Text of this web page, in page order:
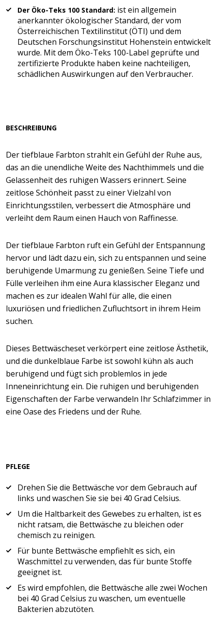
Der Öko-Teks 100 Standard: ist ein allgemein
anerkannter ökologischer Standard, der vom
Österreichischen Textilinstitut (ÖTI) und dem
Deutschen Forschungsinstitut Hohenstein entwickelt
wurde. Mit dem Öko-Teks 100-Label geprüfte und
zertifizierte Produkte haben keine nachteiligen,
schädlichen Auswirkungen auf den Verbraucher.
BESCHREIBUNG
Der tiefblaue Farbton strahlt ein Gefühl der Ruhe aus,
das an die unendliche Weite des Nachthimmels und die
Gelassenheit des ruhigen Wassers erinnert. Seine
zeitlose Schönheit passt zu einer Vielzahl von
Einrichtungsstilen, verbessert die Atmosphäre und
verleiht dem Raum einen Hauch von Raffinesse.
Der tiefblaue Farbton ruft ein Gefühl der Entspannung
hervor und lädt dazu ein, sich zu entspannen und seine
beruhigende Umarmung zu genießen. Seine Tiefe und
Fülle verleihen ihm eine Aura klassischer Eleganz und
machen es zur idealen Wahl für alle, die einen
luxuriösen und friedlichen Zufluchtsort in ihrem Heim
suchen.
Dieses Bettwäscheset verkörpert eine zeitlose Ästhetik,
und die dunkelblaue Farbe ist sowohl kühn als auch
beruhigend und fügt sich problemlos in jede
Inneneinrichtung ein. Die ruhigen und beruhigenden
Eigenschaften der Farbe verwandeln Ihr Schlafzimmer in
eine Oase des Friedens und der Ruhe.
PFLEGE
Drehen Sie die Bettwäsche vor dem Gebrauch auf
links und waschen Sie sie bei 40 Grad Celsius.
Um die Haltbarkeit des Gewebes zu erhalten, ist es
nicht ratsam, die Bettwäsche zu bleichen oder
chemisch zu reinigen.
Für bunte Bettwäsche empfiehlt es sich, ein
Waschmittel zu verwenden, das für bunte Stoffe
geeignet ist.
Es wird empfohlen, die Bettwäsche alle zwei Wochen
bei 40 Grad Celsius zu waschen, um eventuelle
Bakterien abzutöten.